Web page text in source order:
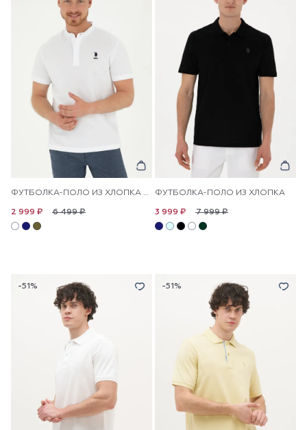
ФУТБОЛКА-ПОЛО ИЗ ХЛОПКА С ВОРОТНИКОМ-СТОЙКА
6 499 ₽
2 999 ₽
ФУТБОЛКА-ПОЛО ИЗ ХЛОПКА
7 999 ₽
3 999 ₽
-51% -51%